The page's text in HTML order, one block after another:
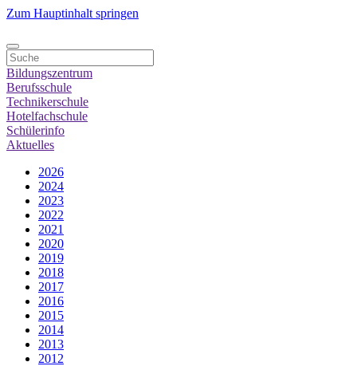
Zum Hauptinhalt springen
Bildungszentrum
Berufsschule
Technikerschule
Hotelfachschule
Schülerinfo
Aktuelles
2026
2024
2023
2022
2021
2020
2019
2018
2017
2016
2015
2014
2013
2012